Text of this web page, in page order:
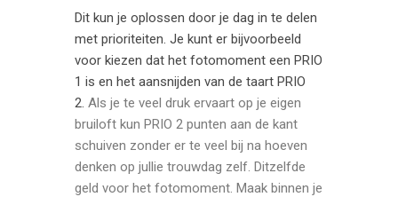
Dit kun je oplossen door je dag in te delen
met prioriteiten. Je kunt er bijvoorbeeld
voor kiezen dat het fotomoment een PRIO
1 is en het aansnijden van de taart PRIO
2. Als je te veel druk ervaart op je eigen
bruiloft kun PRIO 2 punten aan de kant
schuiven zonder er te veel bij na hoeven
denken op jullie trouwdag zelf. Ditzelfde
geld voor het fotomoment. Maak binnen je